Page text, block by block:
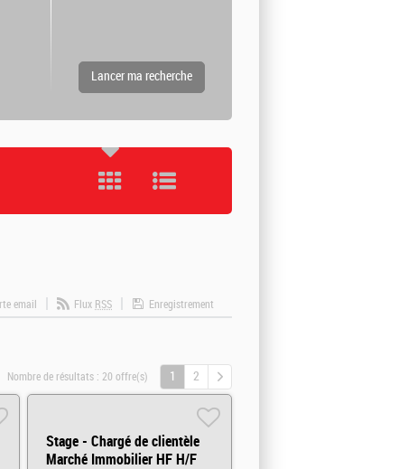
email Flux RSS
Enregistrement
Nombre de résultats : 20 offre(s) 1 2
Stage - Chargé de clientèle
Marché Immobilier HF H/F